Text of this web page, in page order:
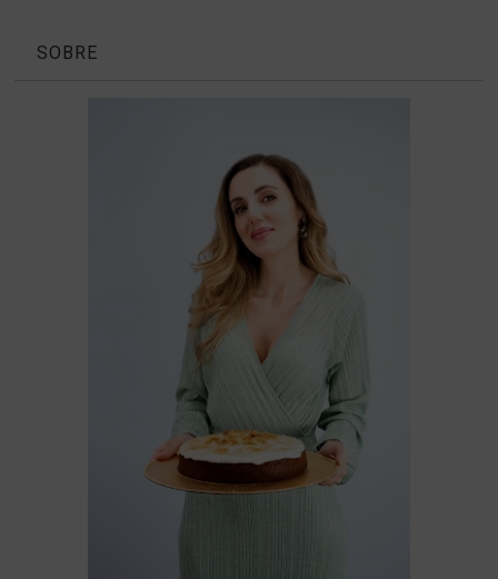
SOBRE